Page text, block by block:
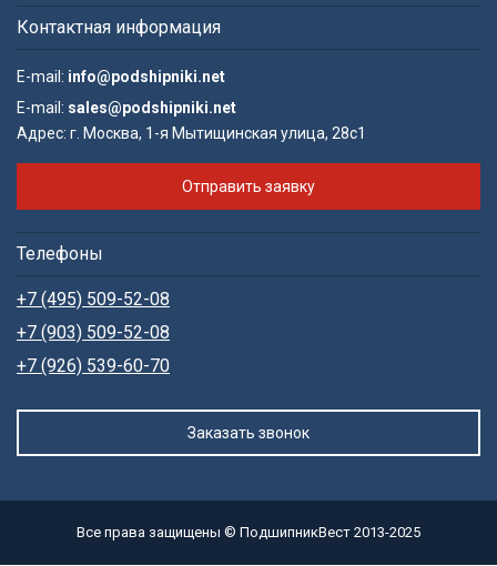
Контактная информация
E-mail: info@podshipniki.net
E-mail: sales@podshipniki.net
Адрес: г. Москва, 1-я Мытищинская улица, 28с1
Отправить заявку
Телефоны
+7 (495) 509-52-08
+7 (903) 509-52-08
+7 (926) 539-60-70
Заказать звонок
Все права защищены © ПодшипникВест 2013-2025